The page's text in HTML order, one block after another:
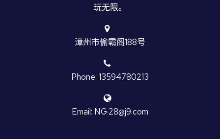
玩无限。
漳州市偷霸阁188号
Phone: 13594780213
Email: NG·28@j9.com